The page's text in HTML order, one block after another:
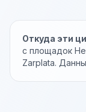
Откуда эти
с площадок
Zarplata.